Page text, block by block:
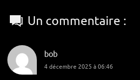
Un commentaire :
bob
4 décembre 2025 à 06:46